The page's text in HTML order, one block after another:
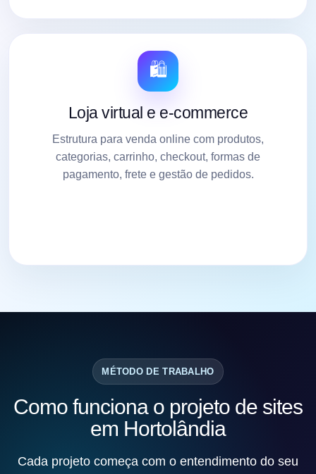
🛍️
Loja virtual e e-commerce
Estrutura para venda online com produtos,
categorias, carrinho, checkout, formas de
pagamento, frete e gestão de pedidos.
MÉTODO DE TRABALHO
Como funciona o projeto de sites
em Hortolândia
Cada projeto começa com o entendimento do seu